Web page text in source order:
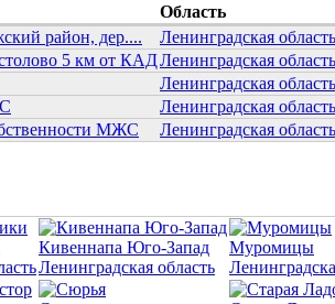
Область
район, дер....
Ленинградская область
5 км от КАДЛенинградская область
Ленинградская область
Ленинградская область
МЖС
Ленинградская область
Кивеннапа Юго-Запад
Ленинградская область
Муромицы